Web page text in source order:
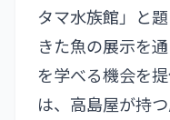
タマ水族館」と
きた魚の展示を
を学べる機会を
は、高島屋が持